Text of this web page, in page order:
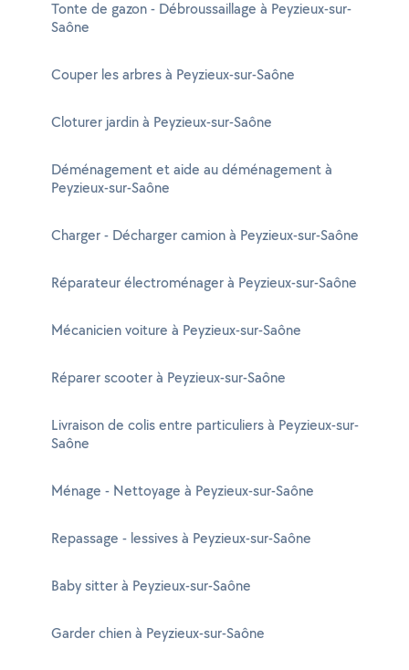
Tonte de gazon - Débroussaillage à Peyzieux-sur-
Saône
Couper les arbres à Peyzieux-sur-Saône
Cloturer jardin à Peyzieux-sur-Saône
Déménagement et aide au déménagement à
Peyzieux-sur-Saône
Charger - Décharger camion à Peyzieux-sur-Saône
Réparateur électroménager à Peyzieux-sur-Saône
Mécanicien voiture à Peyzieux-sur-Saône
Réparer scooter à Peyzieux-sur-Saône
Livraison de colis entre particuliers à Peyzieux-sur-
Saône
Ménage - Nettoyage à Peyzieux-sur-Saône
Repassage - lessives à Peyzieux-sur-Saône
Baby sitter à Peyzieux-sur-Saône
Garder chien à Peyzieux-sur-Saône